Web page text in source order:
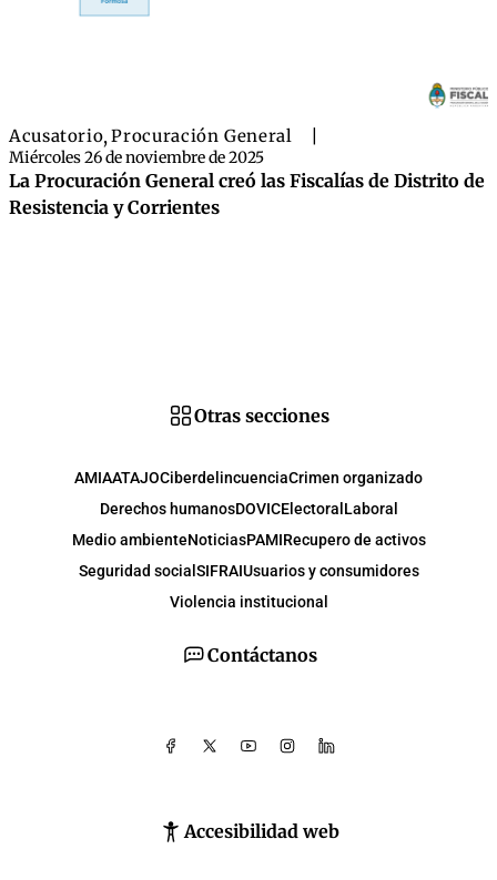
Acusatorio,Procuración General
Miércoles 26 de noviembre de 2025
La Procuración General creó las Fiscalías de Distrito de
Resistencia y Corrientes
Contáctanos
Accesibilidad web
Otras secciones
AMIAATAJOCiberdelincuenciaCrimen organizado
Derechos humanosDOVICElectoral Laboral
Medio ambienteNoticiasPAMIRecupero de activos
Seguridad social SIFRAIUsuarios y consumidores
Violencia institucional